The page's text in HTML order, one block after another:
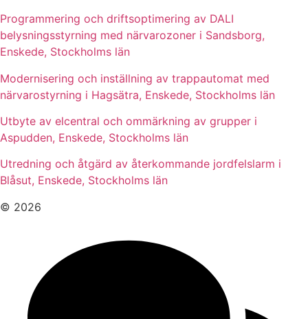
Programmering och driftsoptimering av DALI
belysningsstyrning med närvarozoner i Sandsborg,
Enskede, Stockholms län
Modernisering och inställning av trappautomat med
närvarostyrning i Hagsätra, Enskede, Stockholms län
Utbyte av elcentral och ommärkning av grupper i
Aspudden, Enskede, Stockholms län
Utredning och åtgärd av återkommande jordfelslarm i
Blåsut, Enskede, Stockholms län
© 2026